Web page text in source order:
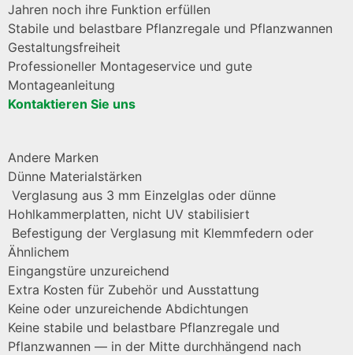
Jahren noch ihre Funktion erfüllen
Stabile und belastbare Pflanzregale und Pflanzwannen
Gestaltungsfreiheit
Professioneller Montageservice und gute
Montageanleitung
Kontaktieren Sie uns
Andere Marken
Dünne Materialstärken
Verglasung aus 3 mm Einzelglas oder dünne
Hohlkammerplatten, nicht UV stabilisiert
Befestigung der Verglasung mit Klemmfedern oder
Ähnlichem
Eingangstüre unzureichend
Extra Kosten für Zubehör und Ausstattung
Keine oder unzureichende Abdichtungen
Keine stabile und belastbare Pflanzregale und
Pflanzwannen — in der Mitte durchhängend nach